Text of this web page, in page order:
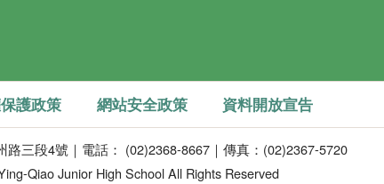
護政策 網站安全政策 資料開放宣告
三段4號｜電話： (02)2368-8667｜傳真：(02)2367-5720
Qiao Junior High School All Rights Reserved